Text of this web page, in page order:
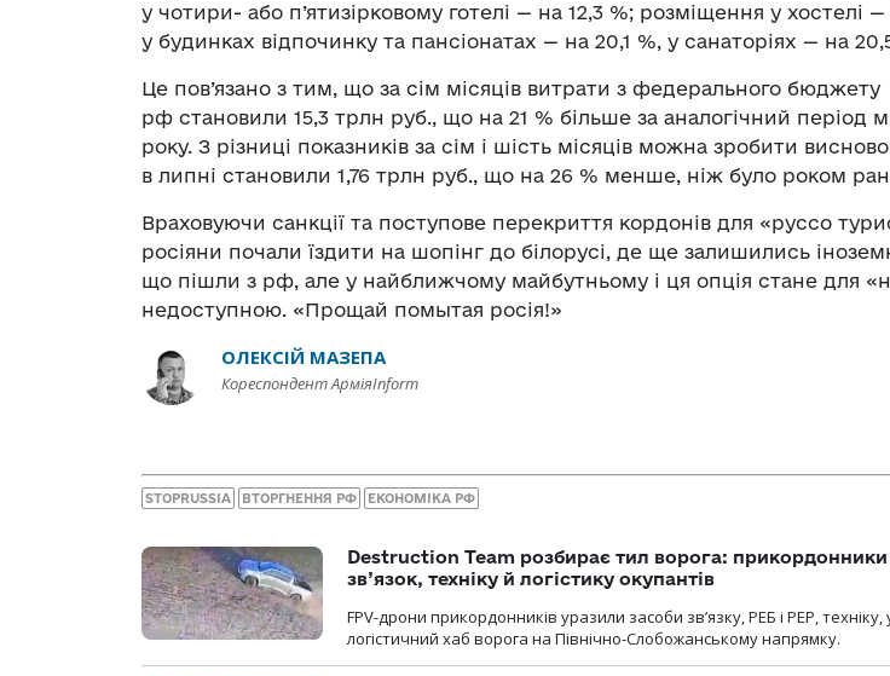
у чотири- або п’ятизірковому готелі — на 12,3 %; розміщення у хостелі
у будинках відпочинку та пансіонатах — на 20,1 %, у санаторіях — на
Це пов’язано з тим, що за сім місяців витрати з федерального бюджету
рф становили 15,3 трлн руб., що на 21 % більше за аналогічний період
року. З різниці показників за сім і шість місяців можна зробити
в липні становили 1,76 трлн руб., що на 26 % менше, ніж було роком
Враховуючи санкції та поступове перекриття кордонів для «руссо
росіяни почали їздити на шопінг до білорусі, де ще залишились
що пішли з рф, але у найближчому майбутньому і ця опція стане для
недоступною. «Прощай помытая росія!»
ОЛЕКСІЙ МАЗЕПА
Кореспондент АрміяInform
STOPRUSSIA ВТОРГНЕННЯ РФ ЕКОНОМІКА РФ
Destruction Team розбирає тил ворога:
зв’язок, техніку й логістику окупантів
FPV-дрони прикордонників уразили засоби зв’язку, РЕБ і РЕР, техніку,
логістичний хаб ворога на Північно-Слобожанському напрямку.